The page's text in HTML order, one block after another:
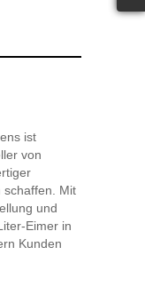
ist
von
schaffen. Mit
und
Eimer in
Kunden